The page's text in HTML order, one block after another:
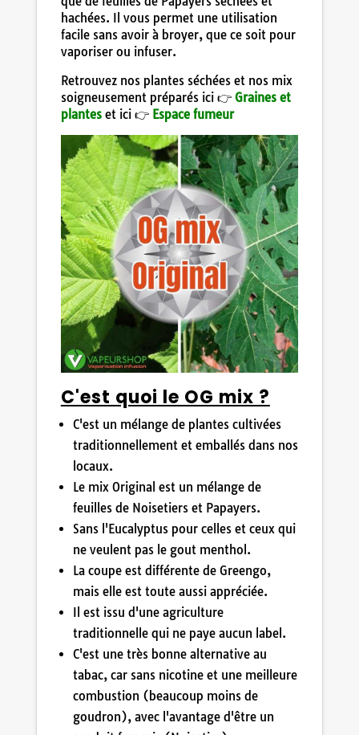
hachées. Il vous permet une utilisation
facile sans avoir à broyer, que ce soit pour
vaporiser ou infuser.
Retrouvez nos plantes séchées et nos mix
soigneusement préparés ici 👉 Graines et
planteset ici 👉 Espace fumeur
C'est quoi le OG mix ?
C'est un mélange de plantes cultivées
traditionnellement et emballés dans nos
locaux.
Le mix Original est un mélange de
feuilles de Noisetiers et Papayers.
Sans l'Eucalyptus pour celles et ceux qui
ne veulent pas le gout menthol.
La coupe est différente de Greengo,
mais elle est toute aussi appréciée.
Il est issu d'une agriculture
traditionnelle qui ne paye aucun label.
C'est une très bonne alternative au
tabac, car sans nicotine et une meilleure
combustion (beaucoup moins de
goudron), avec l'avantage d'être un